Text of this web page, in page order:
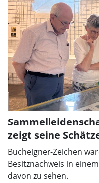
zeigt seine
Bucheigner-Zeichen
Besitznachweis in
davon zu sehen.